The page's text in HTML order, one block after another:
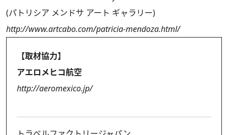
(パトリシア メンドサ アート ギャラリー)
http://www.artcabo.com/patricia-mendoza.html/
【取材協力】
アエロメヒコ航空
http://aeromexico.jp/